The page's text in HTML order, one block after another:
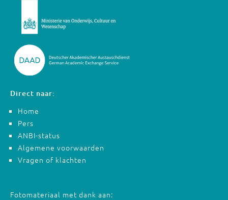
Direct naar:
Home
Pers
ANBI-status
Algemene voorwaarden
Vragen of klachten
Fotomateriaal met dank aan: